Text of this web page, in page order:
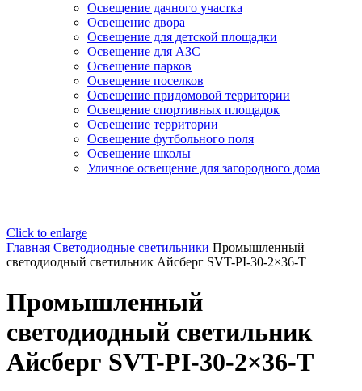
Освещение дачного участка
Освещение двора
Освещение для детской площадки
Освещение для АЗС
Освещение парков
Освещение поселков
Освещение придомовой территории
Освещение спортивных площадок
Освещение территории
Освещение футбольного поля
Освещение школы
Уличное освещение для загородного дома
Click to enlarge
Главная Светодиодные светильники Промышленный
светодиодный светильник Айсберг SVT-PI-30-2×36-T
Промышленный
светодиодный светильник
Айсберг SVT-PI-30-2×36-T